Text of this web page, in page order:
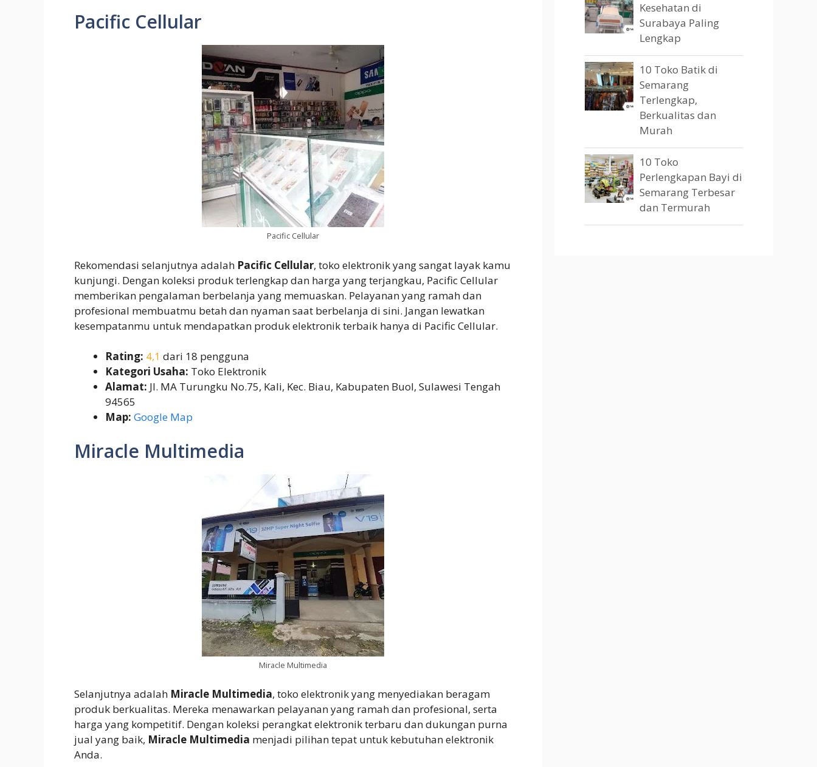
Pacific Cellular
Pacific Cellular
Rekomendasi selanjutnya adalah Pacific Cellular, toko elektronik yang sangat layak kamu
kunjungi. Dengan koleksi produk terlengkap dan harga yang terjangkau, Pacific Cellular
memberikan pengalaman berbelanja yang memuaskan. Pelayanan yang ramah dan
profesional membuatmu betah dan nyaman saat berbelanja di sini. Jangan lewatkan
kesempatanmu untuk mendapatkan produk elektronik terbaik hanya di Pacific Cellular.
Rating: 4,1 dari 18 pengguna
Kategori Usaha: Toko Elektronik
Alamat: Jl. MA Turungku No.75, Kali, Kec. Biau, Kabupaten Buol, Sulawesi Tengah
94565
Map: Google Map
Miracle Multimedia
Miracle Multimedia
Selanjutnya adalah Miracle Multimedia, toko elektronik yang menyediakan beragam
produk berkualitas. Mereka menawarkan pelayanan yang ramah dan profesional, serta
harga yang kompetitif. Dengan koleksi perangkat elektronik terbaru dan dukungan purna
jual yang baik, Miracle Multimedia menjadi pilihan tepat untuk kebutuhan elektronik
Anda.
Kesehatan di
Surabaya Paling
Lengkap
10 Toko Batik di
Semarang
Terlengkap,
Berkualitas dan
Murah
10 Toko
Perlengkapan Bayi di
Semarang Terbesar
dan Termurah